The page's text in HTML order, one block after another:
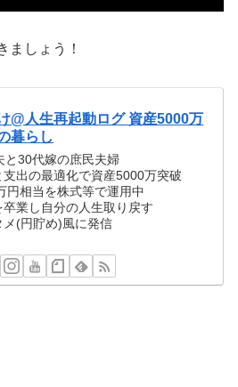
ましょう！
@人生再起動ログ 資産5000万
暮らし
と30代嫁の庶民夫婦
支出の最適化で資産5000万突破
円相当を株式等で運用中
卒業し自分の人生取り戻す
メ(円貯め)風に発信